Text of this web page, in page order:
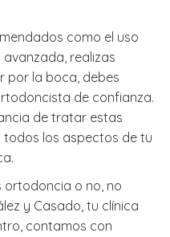
como el uso
realizas
por la boca, debes
de confianza.
de tratar estas
los aspectos de tu
ortodoncia o no, no
y Casado, tu clínica
contamos con